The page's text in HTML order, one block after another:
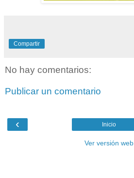
Compartir
No hay comentarios:
Publicar un comentario
‹ Inicio
Ver versión web